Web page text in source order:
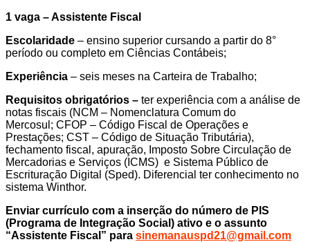
1 vaga – Assistente Fiscal
Escolaridade – ensino superior cursando a partir do 8°
período ou completo em Ciências Contábeis;
Experiência – seis meses na Carteira de Trabalho;
Requisitos obrigatórios – ter experiência com a análise de
notas fiscais (NCM – Nomenclatura Comum do
Mercosul; CFOP – Código Fiscal de Operações e
Prestações; CST – Código de Situação Tributária),
fechamento fiscal, apuração, Imposto Sobre Circulação de
Mercadorias e Serviços (ICMS) e Sistema Público de
Escrituração Digital (Sped). Diferencial ter conhecimento no
sistema Winthor.
Enviar currículo com a inserção do número de PIS
(Programa de Integração Social) ativo e o assunto
“Assistente Fiscal” para sinemanauspd21@gmail.com